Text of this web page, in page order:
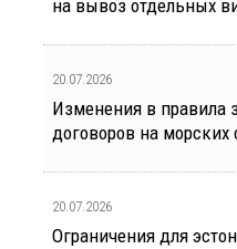
на вывоз отдельных
20.07.2026
Изменения в правила
договоров на морских
20.07.2026
Ограничения для